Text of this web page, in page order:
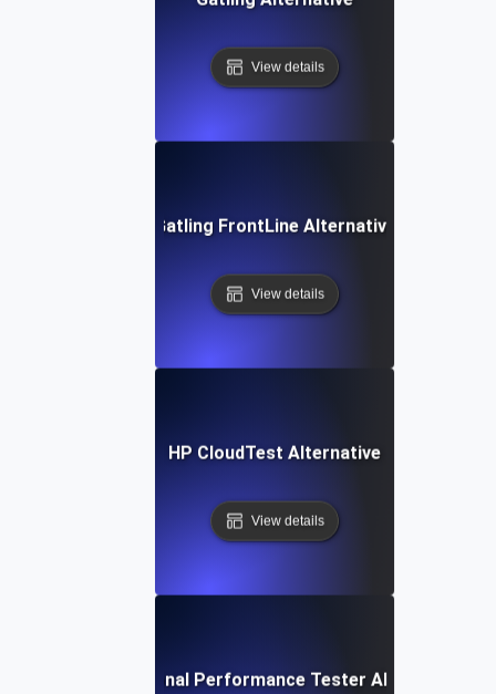
View details
Gatling FrontLine Alternative
View details
HP CloudTest Alternative
View details
IBM Rational Performance Tester Alternative